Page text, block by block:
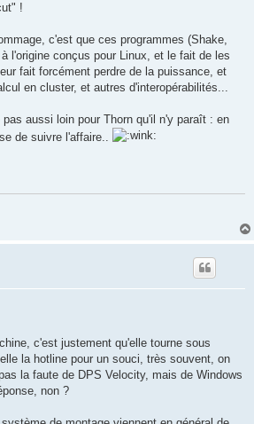
!
c'est que ces programmes (Shake,
l'origine conçus pour Linux, et le fait de les
fait forcément perdre de la puissance, et
en cluster, et autres d'interopérabilités...
aussi loin pour Thorn qu'il n'y paraît : en
de suivre l'affaire..
c'est justement qu'elle tourne sous
la hotline pour un souci, très souvent, on
la faute de DPS Velocity, mais de Windows
non ?